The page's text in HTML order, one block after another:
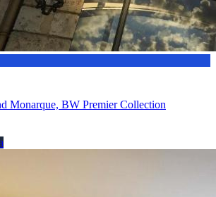
Monarque, BW Premier Collection